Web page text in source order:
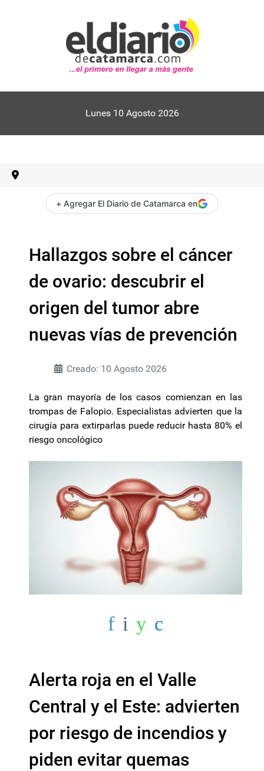
Lunes 10 Agosto 2026
+ Agregar El Diario de Catamarca en
Hallazgos sobre el cáncer
de ovario: descubrir el
origen del tumor abre
nuevas vías de prevención
Creado: 10 Agosto 2026
La gran mayoría de los casos comienzan en las
trompas de Falopio. Especialistas advierten que la
cirugía para extirparlas puede reducir hasta 80% el
riesgo oncológico
Alerta roja en el Valle
Central y el Este: advierten
por riesgo de incendios y
piden evitar quemas